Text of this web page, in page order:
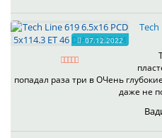
07.12.2022
Tech
попадал раза три в ОЧень
даже не